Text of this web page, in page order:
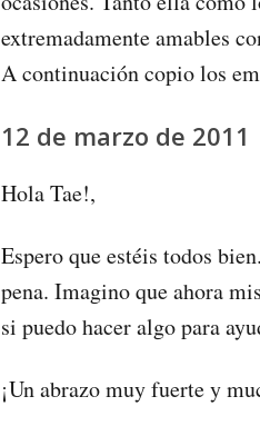
extremadamente amables
A continuación copio los
12 de marzo de 2011
Hola Tae!,
Espero que estéis todos
pena. Imagino que ahora
si puedo hacer algo para
¡Un abrazo muy fuerte y